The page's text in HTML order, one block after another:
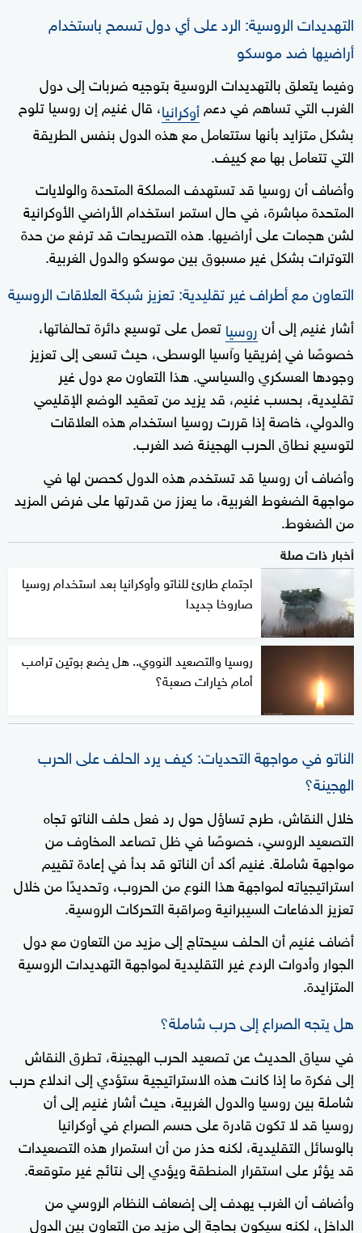
التهديدات الروسية: الرد على أي دول تسمح باستخدام
أراضيها ضد موسكو
وفيما يتعلق بالتهديدات الروسية بتوجيه ضربات إلى دول
الغرب التي تساهم في دعمأوكرانيا، قال غنيم إن روسيا تلوح
بشكل متزايد بأنها ستتعامل مع هذه الدول بنفس الطريقة
التي تتعامل بها مع كييف.
وأضاف أن روسيا قد تستهدف المملكة المتحدة والولايات
المتحدة مباشرة، في حال استمر استخدام الأراضي الأوكرانية
لشن هجمات على أراضيها. هذه التصريحات قد ترفع من حدة
التوترات بشكل غير مسبوق بين موسكو والدول الغربية.
التعاون مع أطراف غير تقليدية: تعزيز شبكة العلاقات الروسية
أشار غنيم إلى أنروسياتعمل على توسيع دائرة تحالفاتها،
خصوصًا في إفريقيا وآسيا الوسطى، حيث تسعى إلى تعزيز
وجودها العسكري والسياسي. هذا التعاون مع دول غير
تقليدية، بحسب غنيم، قد يزيد من تعقيد الوضع الإقليمي
والدولي، خاصة إذا قررت روسيا استخدام هذه العلاقات
لتوسيع نطاق الحرب الهجينة ضد الغرب.
وأضاف أن روسيا قد تستخدم هذه الدول كحصن لها في
مواجهة الضغوط الغربية، ما يعزز من قدرتها على فرض المزيد
من الضغوط.
أخبار ذات صلة
اجتماع طارئ للناتو وأوكرانيا بعد استخدام روسيا
صاروخا جديدا
روسيا والتصعيد النووي.. هل يضع بوتين ترامب
أمام خيارات صعبة؟
الناتو في مواجهة التحديات: كيف يرد الحلف على الحرب
الهجينة؟
خلال النقاش، طرح تساؤل حول رد فعل حلف الناتو تجاه
التصعيد الروسي، خصوصًا في ظل تصاعد المخاوف من
مواجهة شاملة. غنيم أكد أن الناتو قد بدأ في إعادة تقييم
استراتيجياته لمواجهة هذا النوع من الحروب، وتحديدًا من خلال
تعزيز الدفاعات السيبرانية ومراقبة التحركات الروسية.
أضاف غنيم أن الحلف سيحتاج إلى مزيد من التعاون مع دول
الجوار وأدوات الردع غير التقليدية لمواجهة التهديدات الروسية
المتزايدة.
هل يتجه الصراع إلى حرب شاملة؟
في سياق الحديث عن تصعيد الحرب الهجينة، تطرق النقاش
إلى فكرة ما إذا كانت هذه الاستراتيجية ستؤدي إلى اندلاع حرب
شاملة بين روسيا والدول الغربية، حيث أشار غنيم إلى أن
روسيا قد لا تكون قادرة على حسم الصراع في أوكرانيا
بالوسائل التقليدية، لكنه حذر من أن استمرار هذه التصعيدات
قد يؤثر على استقرار المنطقة ويؤدي إلى نتائج غير متوقعة.
وأضاف أن الغرب يهدف إلى إضعاف النظام الروسي من
الداخل، لكنه سيكون بحاجة إلى مزيد من التعاون بين الدول